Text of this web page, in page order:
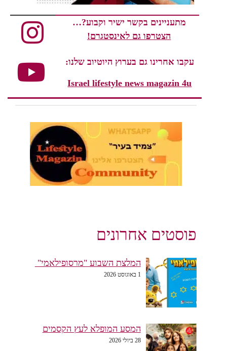
מתעניינים בקשר ישיר וקבוע?…
הצטרפו גם לאינסטגרם!
עקבו אחרינו גם בערוץ היוטיוב שלנו:
Israel lifestyle news magazin 4u
פוסטים אחרונים
המלצת השבוע "מרסופילאמי"
1 באוגוסט 2026
המסע המופלא לעץ הקסמים
28 ביולי 2026